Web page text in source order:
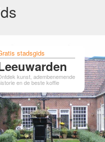
stadsgids
kunst, adembenemende
en de beste koffie